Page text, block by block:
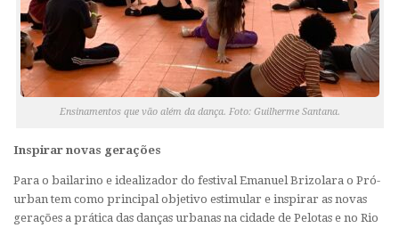
Ensinamentos que vão além da dança. Foto: Guilherme Santana.
Inspirar novas gerações
Para o bailarino e idealizador do festival Emanuel Brizolara o Pró-
urban tem como principal objetivo estimular e inspirar as novas
gerações a prática das danças urbanas na cidade de Pelotas e no Rio